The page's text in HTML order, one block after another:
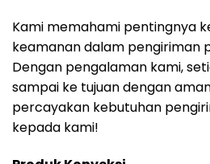
Kami memahami pentingnya
keamanan dalam pengiriman
Dengan pengalaman kami,
sampai ke tujuan dengan
percayakan kebutuhan
kepada kami!